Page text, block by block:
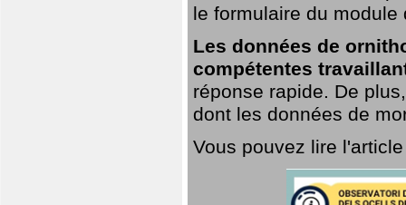
le formulaire du module
Les données de
compétentes
réponse rapide. De
dont les données de
Vous pouvez lire